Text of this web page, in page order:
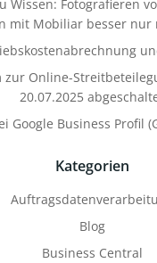
Wissen: Fotografieren
mit Mobiliar besser nur
zur Online-
20.07.2025
Google Business Profil
Kategorien
Blog
Business Central